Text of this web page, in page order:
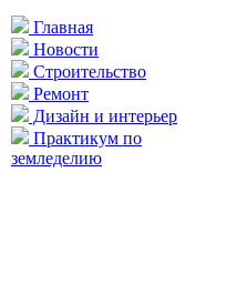
Главная
Новости
Строительство
Ремонт
Дизайн и интерьер
Практикум по
земледелию